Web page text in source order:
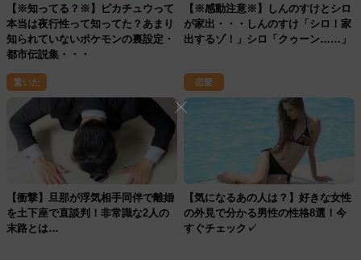
【※知ってる？※】ピカチュウって
本当は夜行性って知ってた？あまり
知られていないポケモンの裏設定・
都市伝説集・・・
【※感動注意※】しんのすけとシロ
が家出・・・しんのすけ「シロ！家
出するゾ！」シロ「クゥーン……」
驚いた
【衝撃】旦那が浮気相手同伴で離婚
を土下座で直談判！非常識な2人の
末路とは…
恋愛
【気になるあの人は？】好きな女性
の外見で分かる男性の性格8選！今
すぐチェック✓